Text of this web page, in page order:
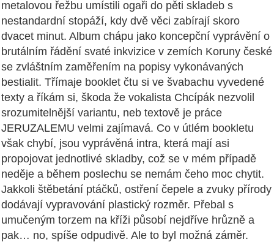
metalovou řežbu umístili ogaři do pěti skladeb s
nestandardní stopáží, kdy dvě věci zabírají skoro
dvacet minut. Album chápu jako koncepční vyprávění o
brutálním řádění svaté inkvizice v zemích Koruny české
se zvláštním zaměřením na popisy vykonávaných
bestialit. Třímaje booklet čtu si ve švabachu vyvedené
texty a říkám si, škoda že vokalista Chcípák nezvolil
srozumitelnější variantu, neb textově je práce
JERUZALEMU velmi zajímavá. Co v útlém bookletu
však chybí, jsou vyprávěná intra, která mají asi
propojovat jednotlivé skladby, což se v mém případě
neděje a během poslechu se nemám čeho moc chytit.
Jakkoli štěbetání ptáčků, ostření čepele a zvuky přírody
dodávají vypravování plastický rozměr. Přebal s
umučeným torzem na kříži působí nejdříve hrůzně a
pak… no, spíše odpudivě. Ale to byl možná záměr.